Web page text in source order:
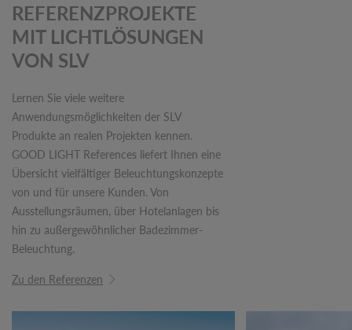
REFERENZPROJEKTE
MIT LICHTLÖSUNGEN
VON SLV
Lernen Sie viele weitere
Anwendungsmöglichkeiten der SLV
Produkte an realen Projekten kennen.
GOOD LIGHT References liefert Ihnen eine
Übersicht vielfältiger Beleuchtungskonzepte
von und für unsere Kunden. Von
Ausstellungsräumen, über Hotelanlagen bis
hin zu außergewöhnlicher Badezimmer-
Beleuchtung.
Zu den Referenzen